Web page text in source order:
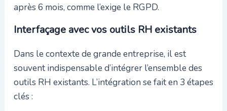
après 6 mois, comme l’exige le RGPD.
Interfaçage avec vos outils RH existants
Dans le contexte de grande entreprise, il est
souvent indispensable d’intégrer l’ensemble des
outils RH existants. L’intégration se fait en 3 étapes
clés :